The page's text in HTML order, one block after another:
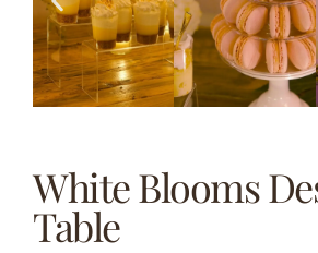
White Blooms
Table